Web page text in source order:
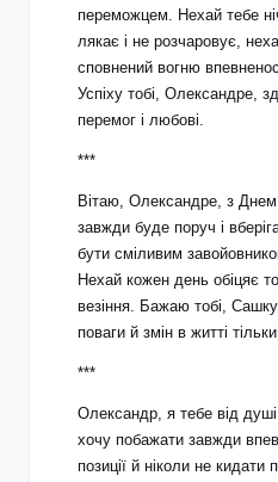
переможцем. Нехай тебе
лякає і не розчаровує,
сповнений вогню
Успіху тобі, Олександре,
перемог і любові.
***
Вітаю, Олександре, з
завжди буде поруч і
бути сміливим
Нехай кожен день обіцяє
везіння. Бажаю тобі,
поваги й змін в житті
***
Олександр, я тебе від
хочу побажати завжди
позиції й ніколи не кидати